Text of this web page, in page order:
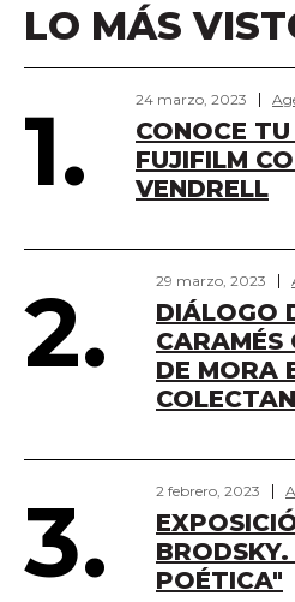
LO MÁS
1. 24 marzo, 2023
CONOCE
FUJIFILM
VENDRELL
2. 29 marzo, 2023
DIÁLOGO
CARAMÉS
DE MORA
3. 2 febrero, 2023
POÉTICA"